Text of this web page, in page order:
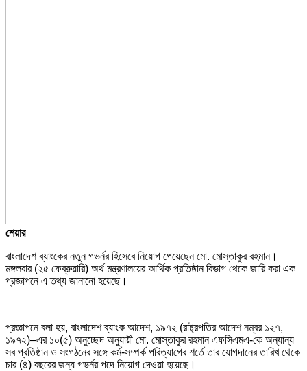
শেয়ার
বাংলাদেশ ব্যাংকের নতুন গভর্নর হিসেবে নিয়োগ পেয়েছেন মো. মোস্তাকুর রহমান।
মঙ্গলবার (২৫ ফেব্রুয়ারি) অর্থ মন্ত্রণালয়ের আর্থিক প্রতিষ্ঠান বিভাগ থেকে জারি করা এক
প্রজ্ঞাপনে এ তথ্য জানানো হয়েছে।
প্রজ্ঞাপনে বলা হয়, বাংলাদেশ ব্যাংক আদেশ, ১৯৭২ (রাষ্ট্রপতির আদেশ নম্বর ১২৭,
১৯৭২)–এর ১০(৫) অনুচ্ছেদ অনুযায়ী মো. মোস্তাকুর রহমান এফসিএমএ-কে অন্যান্য
সব প্রতিষ্ঠান ও সংগঠনের সঙ্গে কর্ম-সম্পর্ক পরিত্যাগের শর্তে তার যোগদানের তারিখ থেকে
চার (৪) বছরের জন্য গভর্নর পদে নিয়োগ দেওয়া হয়েছে।